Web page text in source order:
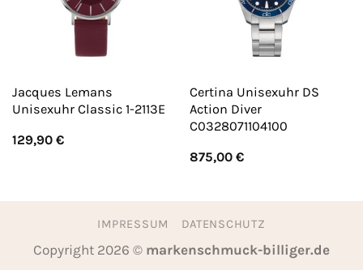
Jacques Lemans
Unisexuhr Classic 1-2113E
129,90 €
Certina Unisexuhr DS
Action Diver
C0328071104100
875,00 €
IMPRESSUM DATENSCHUTZ
Copyright 2026 © markenschmuck-billiger.de